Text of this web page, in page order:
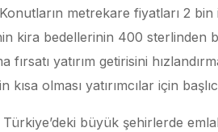
metrekare fiyatları 2
kira bedellerinin 400 sterlinden
yatırım getirisini
kısa olması yatırımcılar için
büyük şehirlerde